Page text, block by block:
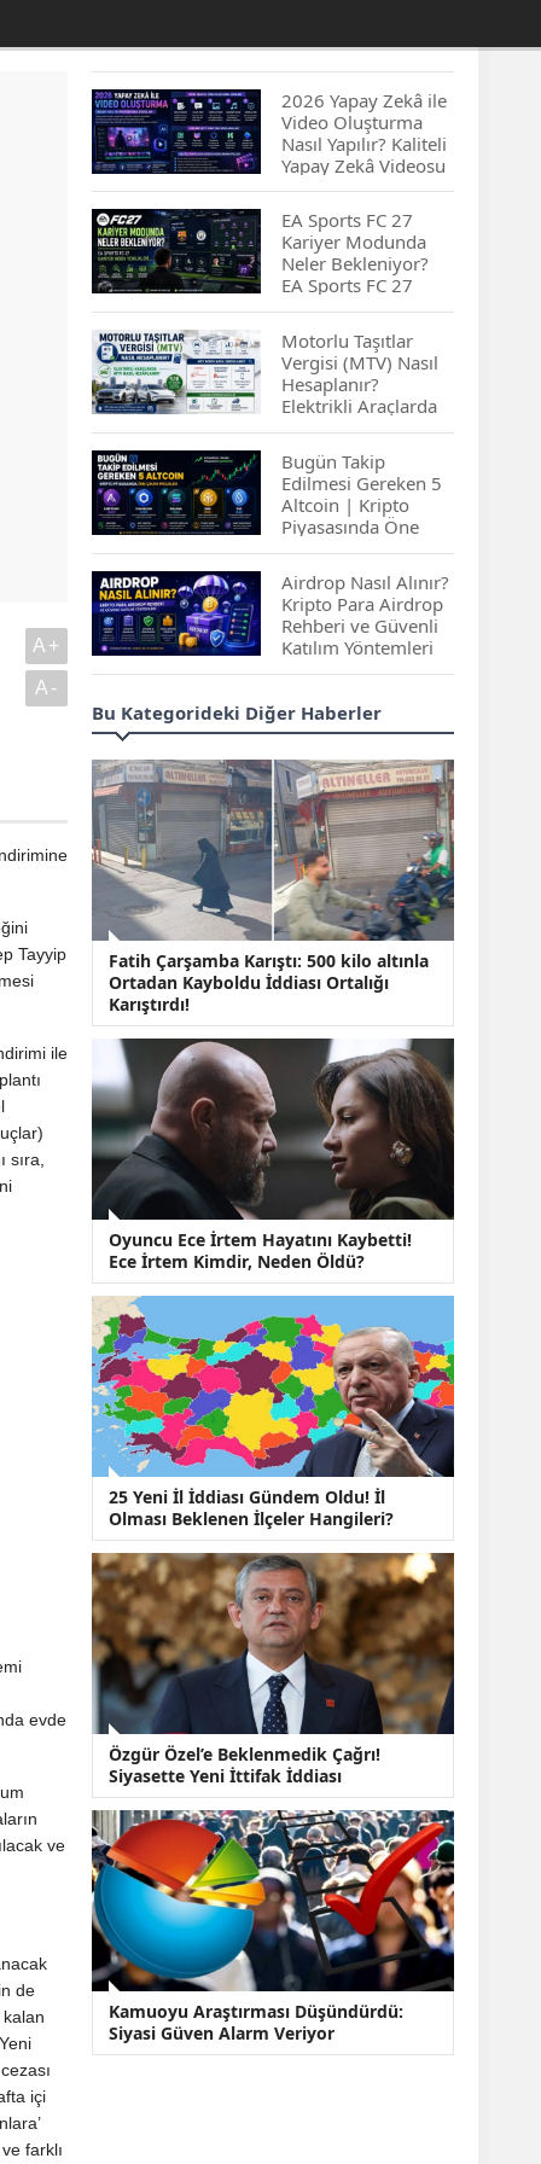
A+
A-
Tayyip
ile
evde
ve
de
içi
farklı
2026 Yapay Zekâ ile
Video Oluşturma
Nasıl Yapılır? Kaliteli
Yapay Zekâ Videosu
Hazırlamanın
İpuçları...
EA Sports FC 27
Kariyer Modunda
Neler Bekleniyor?
EA Sports FC 27
Kariyer Modu
Yenilikleri…
Motorlu Taşıtlar
Vergisi (MTV) Nasıl
Hesaplanır?
Elektrikli Araçlarda
MTV Nasıl
Hesaplanır? MTV
Borcu Nasıl
Sorgulanır?
Bugün Takip
Edilmesi Gereken 5
Altcoin | Kripto
Piyasasında Öne
Çıkan Projeler
Airdrop Nasıl Alınır?
Kripto Para Airdrop
Rehberi ve Güvenli
Katılım Yöntemleri
Spot ve Vadeli İşlem
Arasındaki Farklar |
İçin Daha Uygun?
ABD-İran Anlaşması
Sonrası Altın Rekora
Koştu, Petrol
Fiyatları Sert Düştü
Temmuz 2026 Maaş
Zammı Netleşiyor!
Memur, Emekli ve
Yeni Oranlar
KOSGEB’den
KOBİ’lere Dev
Finansman Hamlesi:
36 Ay Vadeli 30
Milyon TL Destek
Emekli Maaşlarında
Temmuz Hesabı:
Zam Oranı ve Taban
Aylık İçin Yeni
Senaryolar
Bu Kategorideki Diğer Haberler
Fatih Çarşamba Karıştı: 500 kilo altınla
Ortadan Kayboldu İddiası Ortalığı
Karıştırdı!
Oyuncu Ece İrtem Hayatını Kaybetti!
Ece İrtem Kimdir, Neden Öldü?
25 Yeni İl İddiası Gündem Oldu! İl
Olması Beklenen İlçeler Hangileri?
Özgür Özel’e Beklenmedik Çağrı!
Siyasette Yeni İttifak İddiası
Kamuoyu Araştırması Düşündürdü:
Siyasi Güven Alarm Veriyor